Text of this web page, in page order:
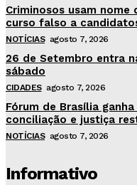
Criminosos usam nome
curso falso a
NOTÍCIAS agosto 7, 2026
26 de Setembro entra
sábado
CIDADES agosto 7, 2026
Fórum de Brasília
conciliação e justiça
NOTÍCIAS agosto 7, 2026
Informativo